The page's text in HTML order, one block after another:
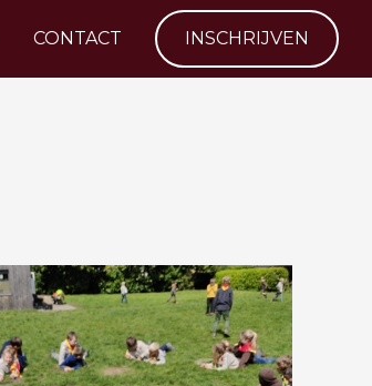
CONTACT INSCHRIJVEN